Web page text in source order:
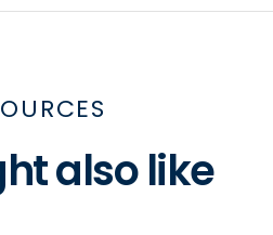
also like